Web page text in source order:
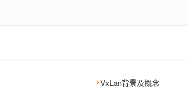
VxLan背景及概念